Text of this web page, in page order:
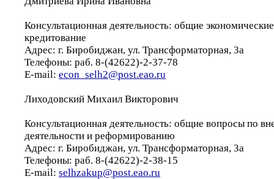
Консультационная деятельность: общие
кредитование
Адрес: г. Биробиджан, ул. Трансформаторная, 3а
Телефоны: раб. 8-(42622)-2-37-78
E-mail: econ_selh2@post.eao.ru
Лиходовский Михаил Викторович
Консультационная деятельность: общие вопросы по
деятельности и реформированию
Адрес: г. Биробиджан, ул. Трансформаторная, 3а
Телефоны: раб. 8-(42622)-2-38-15
E-mail: selhzakup@post.eao.ru